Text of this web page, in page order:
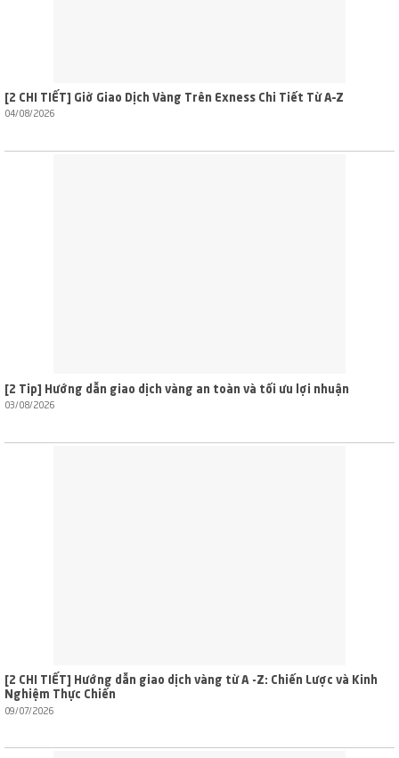
[2 CHI TIẾT] Giờ Giao Dịch Vàng Trên Exness Chi Tiết Từ A–Z
04/08/2026
[2 Tip] Hướng dẫn giao dịch vàng an toàn và tối ưu lợi nhuận
03/08/2026
[2 CHI TIẾT] Hướng dẫn giao dịch vàng từ A -Z: Chiến Lược và Kinh
Nghiệm Thực Chiến
09/07/2026